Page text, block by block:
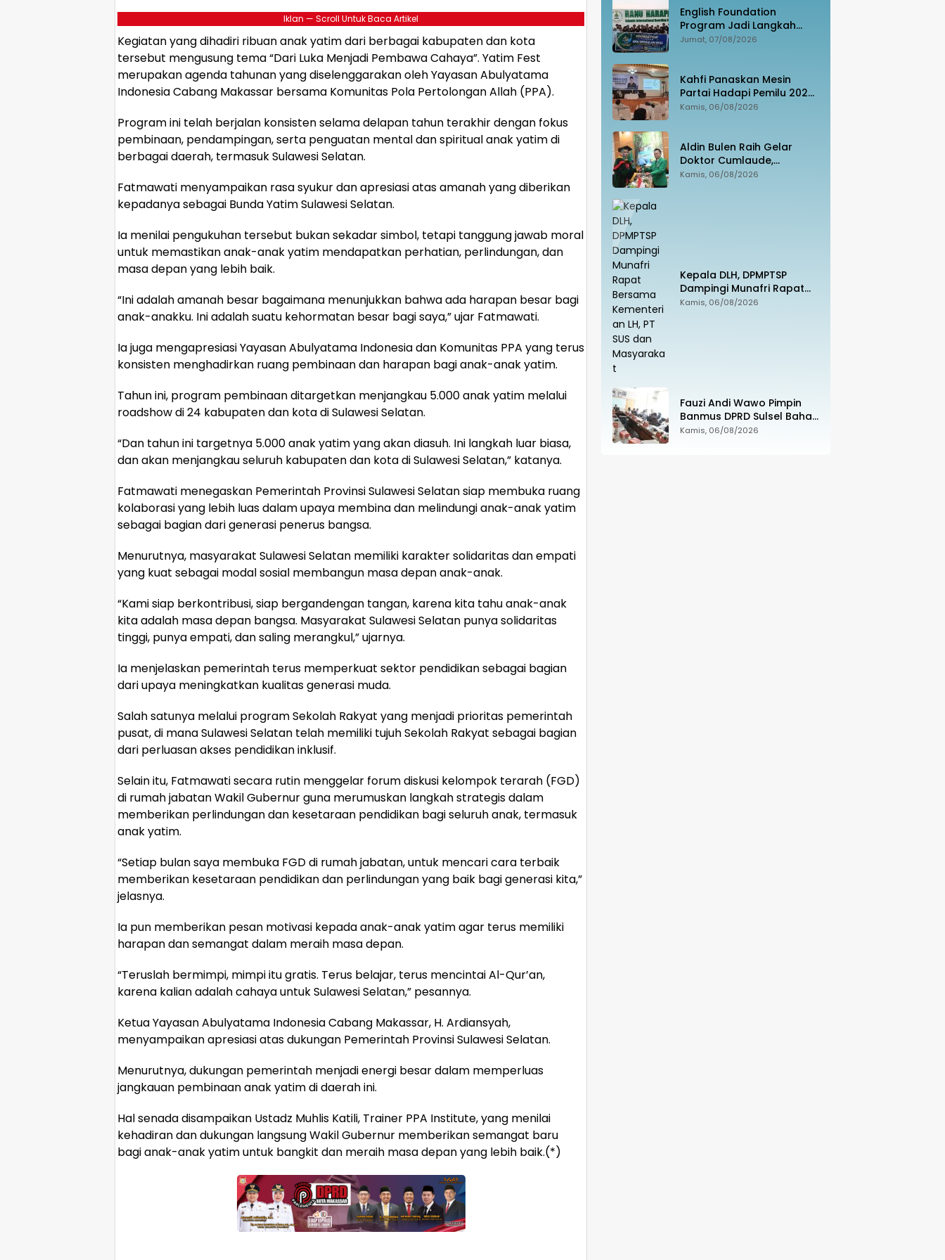
Iklan — Scroll Untuk Baca Artikel
Kegiatan yang dihadiri ribuan anak yatim dari berbagai kabupaten dan kota
tersebut mengusung tema “Dari Luka Menjadi Pembawa Cahaya”. Yatim Fest
merupakan agenda tahunan yang diselenggarakan oleh Yayasan Abulyatama
Indonesia Cabang Makassar bersama Komunitas Pola Pertolongan Allah (PPA).
Program ini telah berjalan konsisten selama delapan tahun terakhir dengan fokus
pembinaan, pendampingan, serta penguatan mental dan spiritual anak yatim di
berbagai daerah, termasuk Sulawesi Selatan.
Fatmawati menyampaikan rasa syukur dan apresiasi atas amanah yang diberikan
kepadanya sebagai Bunda Yatim Sulawesi Selatan.
Ia menilai pengukuhan tersebut bukan sekadar simbol, tetapi tanggung jawab moral
untuk memastikan anak-anak yatim mendapatkan perhatian, perlindungan, dan
masa depan yang lebih baik.
“Ini adalah amanah besar bagaimana menunjukkan bahwa ada harapan besar bagi
anak-anakku. Ini adalah suatu kehormatan besar bagi saya,” ujar Fatmawati.
Ia juga mengapresiasi Yayasan Abulyatama Indonesia dan Komunitas PPA yang terus
konsisten menghadirkan ruang pembinaan dan harapan bagi anak-anak yatim.
Tahun ini, program pembinaan ditargetkan menjangkau 5.000 anak yatim melalui
roadshow di 24 kabupaten dan kota di Sulawesi Selatan.
“Dan tahun ini targetnya 5.000 anak yatim yang akan diasuh. Ini langkah luar biasa,
dan akan menjangkau seluruh kabupaten dan kota di Sulawesi Selatan,” katanya.
Fatmawati menegaskan Pemerintah Provinsi Sulawesi Selatan siap membuka ruang
kolaborasi yang lebih luas dalam upaya membina dan melindungi anak-anak yatim
sebagai bagian dari generasi penerus bangsa.
Menurutnya, masyarakat Sulawesi Selatan memiliki karakter solidaritas dan empati
yang kuat sebagai modal sosial membangun masa depan anak-anak.
“Kami siap berkontribusi, siap bergandengan tangan, karena kita tahu anak-anak
kita adalah masa depan bangsa. Masyarakat Sulawesi Selatan punya solidaritas
tinggi, punya empati, dan saling merangkul,” ujarnya.
Ia menjelaskan pemerintah terus memperkuat sektor pendidikan sebagai bagian
dari upaya meningkatkan kualitas generasi muda.
Salah satunya melalui program Sekolah Rakyat yang menjadi prioritas pemerintah
pusat, di mana Sulawesi Selatan telah memiliki tujuh Sekolah Rakyat sebagai bagian
dari perluasan akses pendidikan inklusif.
Selain itu, Fatmawati secara rutin menggelar forum diskusi kelompok terarah (FGD)
di rumah jabatan Wakil Gubernur guna merumuskan langkah strategis dalam
memberikan perlindungan dan kesetaraan pendidikan bagi seluruh anak, termasuk
anak yatim.
“Setiap bulan saya membuka FGD di rumah jabatan, untuk mencari cara terbaik
memberikan kesetaraan pendidikan dan perlindungan yang baik bagi generasi kita,”
jelasnya.
Ia pun memberikan pesan motivasi kepada anak-anak yatim agar terus memiliki
harapan dan semangat dalam meraih masa depan.
“Teruslah bermimpi, mimpi itu gratis. Terus belajar, terus mencintai Al-Qur’an,
karena kalian adalah cahaya untuk Sulawesi Selatan,” pesannya.
Ketua Yayasan Abulyatama Indonesia Cabang Makassar, H. Ardiansyah,
menyampaikan apresiasi atas dukungan Pemerintah Provinsi Sulawesi Selatan.
Menurutnya, dukungan pemerintah menjadi energi besar dalam memperluas
jangkauan pembinaan anak yatim di daerah ini.
Hal senada disampaikan Ustadz Muhlis Katili, Trainer PPA Institute, yang menilai
kehadiran dan dukungan langsung Wakil Gubernur memberikan semangat baru
bagi anak-anak yatim untuk bangkit dan meraih masa depan yang lebih baik.(*)
English Foundation
Program Jadi Langkah
Nyata SMA Unggulan KKSS
Jumat, 07/08/2026
Kahfi Panaskan Mesin
Partai Hadapi Pemilu 2029.
PAN Siap Rebut
Kamis, 06/08/2026
Aldin Bulen Raih Gelar
Doktor Cumlaude,
Tawarkan Model Baru
Kamis, 06/08/2026
Kepala DLH, DPMPTSP
Dampingi Munafri Rapat
Bersama Kementerian LH,
Kamis, 06/08/2026
Fauzi Andi Wawo Pimpin
Banmus DPRD Sulsel Bahas
Rencana Kerja Tahun 2027
Kamis, 06/08/2026